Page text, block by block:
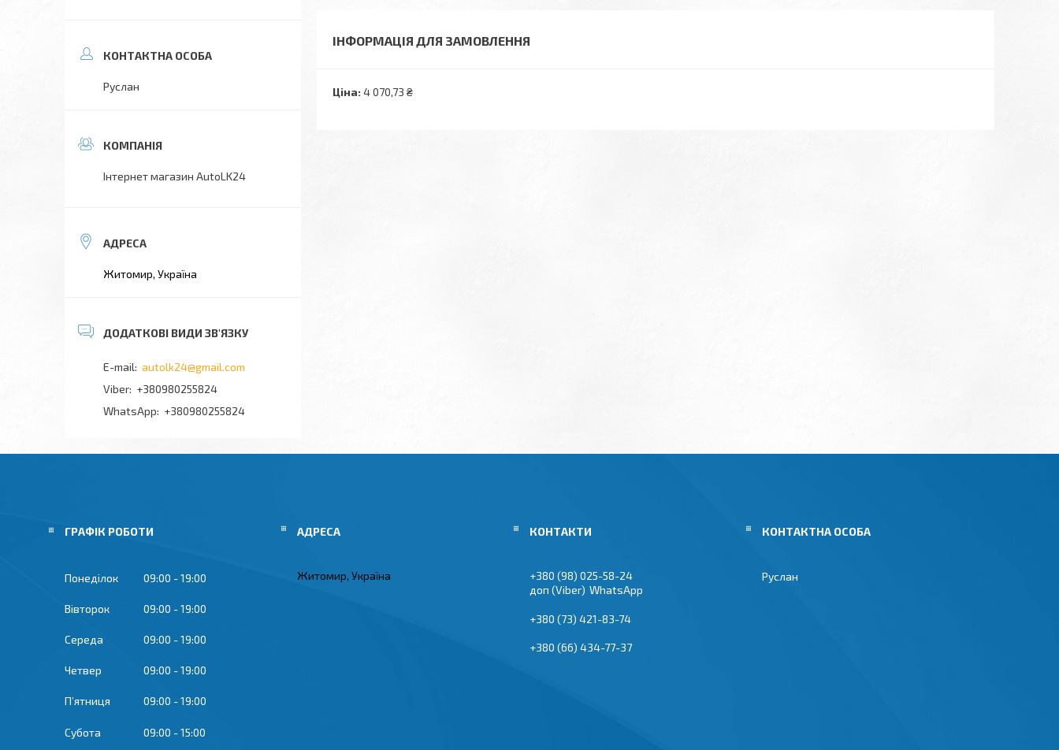
ІНФОРМАЦІЯ ДЛЯ ЗАМОВЛЕННЯ
Ціна: 4 070,73 ₴
Руслан
Інтернет магазин AutoLK24
Житомир, Україна
autolk24@gmail.com
+380980255824
+380980255824
ГРАФІК РОБОТИ
Понеділок 09:00 19:00
Вівторок 09:00 19:00
Середа 09:00 19:00
Четвер 09:00 19:00
Пʼятниця 09:00 19:00
Субота 09:00 15:00
Житомир, Україна
+380 (98) 025-58-24
Viber WhatsApp
+380 (73) 421-83-74
+380 (66) 434-77-37
Руслан